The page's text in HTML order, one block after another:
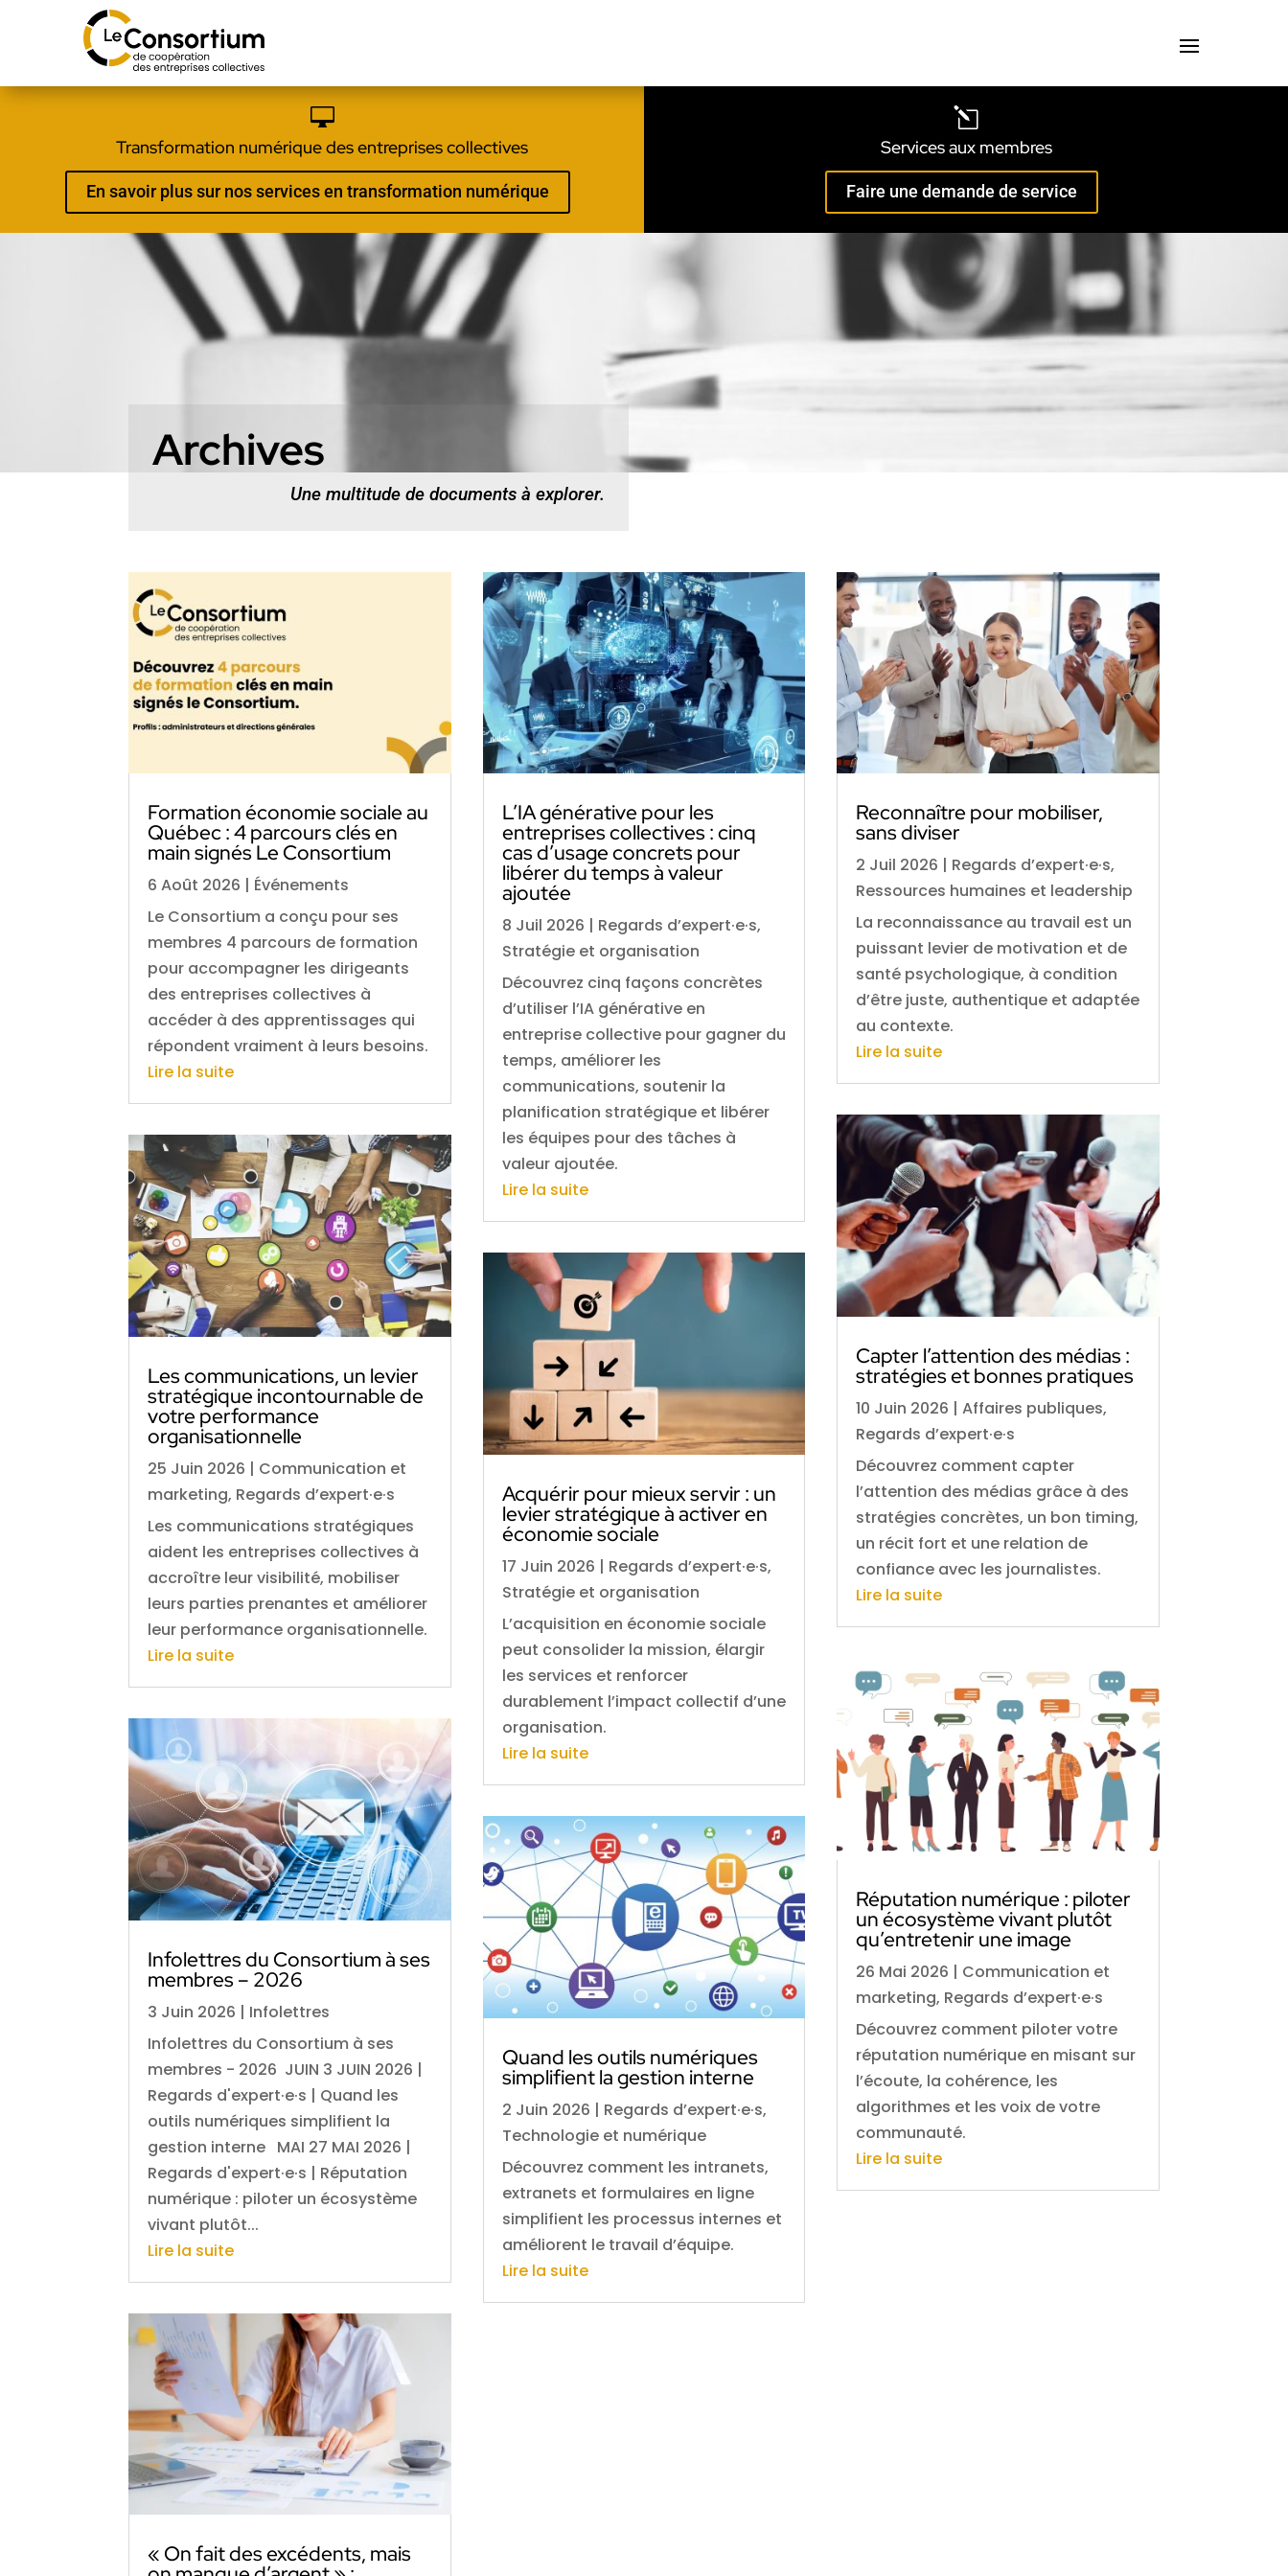

Transformation numérique des entreprises collectives
En savoir plus sur nos services en transformation numérique
l
Services aux membres
Faire une demande de service
Archives
Une multitude de documents à explorer.
Formation économie sociale au
Québec : 4 parcours clés en
main signés Le Consortium
6 Août 2026 | Événements
Le Consortium a conçu pour ses
membres 4 parcours de formation
pour accompagner les dirigeants
des entreprises collectives à
accéder à des apprentissages qui
répondent vraiment à leurs besoins.
Lire la suite
Les communications, un levier
stratégique incontournable de
votre performance
organisationnelle
25 Juin 2026 | Communication et
marketing, Regards d’expert·e·s
Les communications stratégiques
aident les entreprises collectives à
accroître leur visibilité, mobiliser
leurs parties prenantes et améliorer
leur performance organisationnelle.
Lire la suite
Infolettres du Consortium à ses
membres – 2026
3 Juin 2026 | Infolettres
Infolettres du Consortium à ses
membres - 2026 JUIN 3 JUIN 2026 |
Regards d'expert·e·s | Quand les
outils numériques simplifient la
gestion interne MAI 27 MAI 2026 |
Regards d'expert·e·s | Réputation
numérique : piloter un écosystème
vivant plutôt...
Lire la suite
« On fait des excédents, mais
L’IA générative pour les
entreprises collectives : cinq
cas d’usage concrets pour
libérer du temps à valeur
ajoutée
8 Juil 2026 | Regards d’expert·e·s,
Stratégie et organisation
Découvrez cinq façons concrètes
d’utiliser l’IA générative en
entreprise collective pour gagner du
temps, améliorer les
communications, soutenir la
planification stratégique et libérer
les équipes pour des tâches à
valeur ajoutée.
Lire la suite
Acquérir pour mieux servir : un
levier stratégique à activer en
économie sociale
17 Juin 2026 | Regards d’expert·e·s,
Stratégie et organisation
L’acquisition en économie sociale
peut consolider la mission, élargir
les services et renforcer
durablement l’impact collectif d’une
organisation.
Lire la suite
Quand les outils numériques
simplifient la gestion interne
2 Juin 2026 | Regards d’expert·e·s,
Technologie et numérique
Découvrez comment les intranets,
extranets et formulaires en ligne
simplifient les processus internes et
améliorent le travail d’équipe.
Lire la suite
Reconnaître pour mobiliser,
sans diviser
2 Juil 2026 | Regards d’expert·e·s,
Ressources humaines et leadership
La reconnaissance au travail est un
puissant levier de motivation et de
santé psychologique, à condition
d’être juste, authentique et adaptée
au contexte.
Lire la suite
Capter l’attention des médias :
stratégies et bonnes pratiques
10 Juin 2026 | Affaires publiques,
Regards d’expert·e·s
Découvrez comment capter
l’attention des médias grâce à des
stratégies concrètes, un bon timing,
un récit fort et une relation de
confiance avec les journalistes.
Lire la suite
Réputation numérique : piloter
un écosystème vivant plutôt
qu’entretenir une image
26 Mai 2026 | Communication et
marketing, Regards d’expert·e·s
Découvrez comment piloter votre
réputation numérique en misant sur
l’écoute, la cohérence, les
algorithmes et les voix de votre
communauté.
Lire la suite